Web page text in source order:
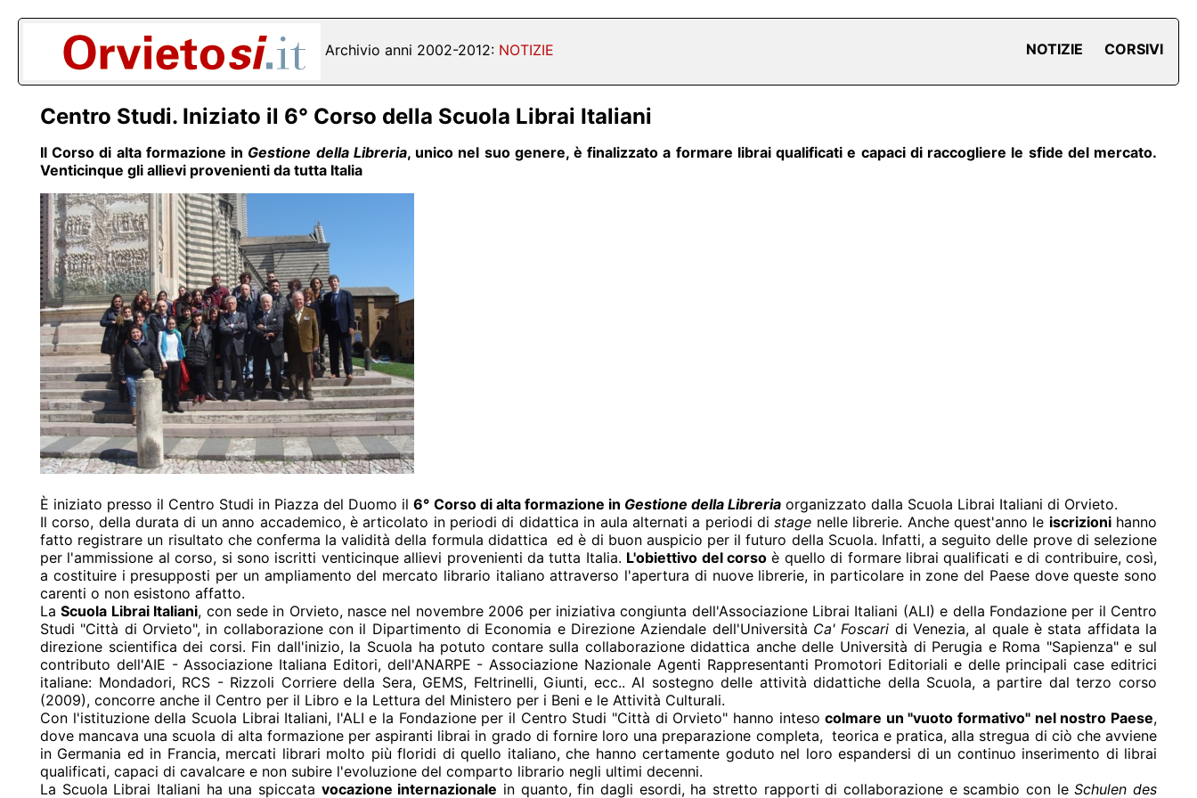
Archivio anni 2002-2012: NOTIZIE NOTIZIE CORSIVI
Centro Studi. Iniziato il 6° Corso della Scuola Librai Italiani
Il Corso di alta formazione in Gestione della Libreria, unico nel suo genere, è finalizzato a formare librai qualificati e capaci di raccogliere le sfide del mercato.
Venticinque gli allievi provenienti da tutta Italia
È iniziato presso il Centro Studi in Piazza del Duomo il 6° Corso di alta formazione in Gestione della Libreria organizzato dalla Scuola Librai Italiani di Orvieto.
Il corso, della durata di un anno accademico, è articolato in periodi di didattica in aula alternati a periodi distage nelle librerie. Anche quest'anno le iscrizionihanno
fatto registrare un risultato che conferma la validità della formula didattica ed è di buon auspicio per il futuro della Scuola. Infatti, a seguito delle prove di selezione
per l'ammissione al corso, si sono iscritti venticinque allievi provenienti da tutta Italia. L'obiettivo del corso è quello di formare librai qualificati e di contribuire, così,
a costituire i presupposti per un ampliamento del mercato librario italiano attraverso l'apertura di nuove librerie, in particolare in zone del Paese dove queste sono
carenti o non esistono affatto.
LaScuola LibraiItaliani, con sede in Orvieto, nasce nel novembre 2006 per iniziativa congiunta dell'Associazione Librai Italiani (ALI) e della Fondazione per il Centro
Studi "Città di Orvieto", in collaborazione con il Dipartimento di Economia e Direzione Aziendale dell'Università Ca' Foscari di Venezia, al quale è stata affidata la
direzione scientifica dei corsi. Fin dall'inizio, la Scuola ha potuto contare sulla collaborazione didattica anche delle Università di Perugia e Roma "Sapienza" e sul
contributo dell'AIE - Associazione Italiana Editori, dell'ANARPE - Associazione Nazionale Agenti Rappresentanti Promotori Editoriali e delle principali case editrici
italiane: Mondadori, RCS - Rizzoli Corriere della Sera, GEMS, Feltrinelli, Giunti, ecc.. Al sostegno delle attività didattiche della Scuola, a partire dal terzo corso
(2009), concorre anche il Centro per il Libro e la Lettura del Ministero per i Beni e le Attività Culturali.
Con l'istituzione della Scuola Librai Italiani, l'ALI e la Fondazione per il Centro Studi "Città di Orvieto" hanno intesocolmare un "vuoto formativo" nel nostro Paese,
dove mancava una scuola di alta formazione per aspiranti librai in grado di fornire loro una preparazione completa, teorica e pratica, alla stregua di ciò che avviene
in Germania ed in Francia, mercati librari molto più floridi di quello italiano, che hanno certamente goduto nel loro espandersi di un continuo inserimento di librai
qualificati, capaci di cavalcare e non subire l'evoluzione del comparto librario negli ultimi decenni.
La Scuola Librai Italiani ha una spiccata vocazione internazionale in quanto, fin dagli esordi, ha stretto rapporti di collaborazione e scambio con leSchulen des